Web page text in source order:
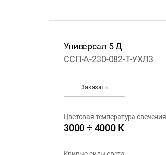
Универсал-5-Д
ССП-А-230-082-Т-УХЛ3
Заказать
Цветовая температура свечения
3000 ÷ 4000 К